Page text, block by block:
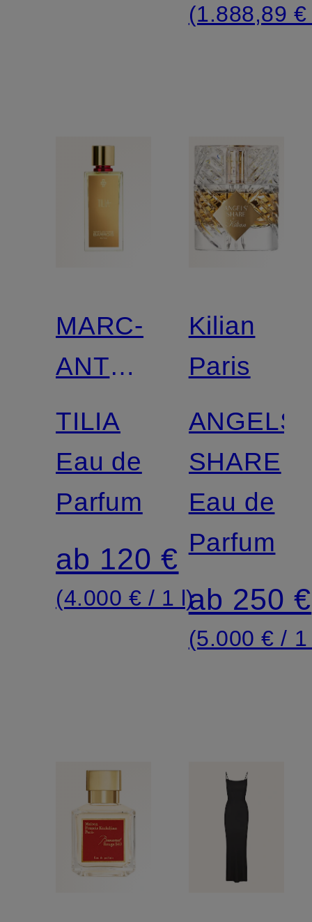
(1.888,89
MARC-
ANTOINE
BARROIS
TILIA
Eau de
Parfum
ab 120 €
(4.000 € / 1 l)
Kilian
Paris
ANGELS'
SHARE
Eau de
Parfum
ab 250 €
(5.000 € /